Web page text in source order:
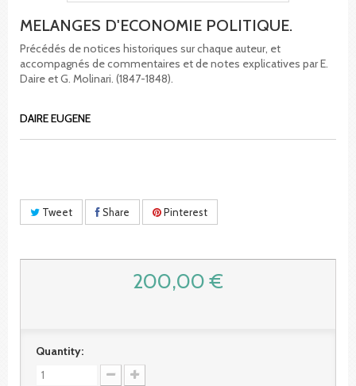
MELANGES D'ECONOMIE POLITIQUE.
Précédés de notices historiques sur chaque auteur, et
accompagnés de commentaires et de notes explicatives par E.
Daire et G. Molinari. (1847-1848).
DAIRE EUGENE
Tweet Share Pinterest
200,00 €
Quantity: